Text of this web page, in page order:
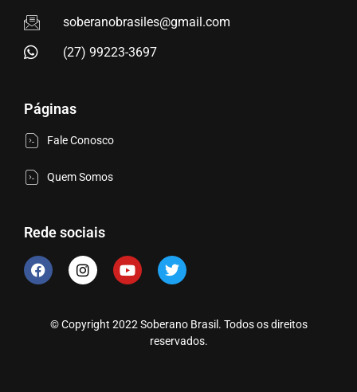
soberanobrasiles@gmail.com
(27) 99223-3697
Páginas
Fale Conosco
Quem Somos
Rede sociais
© Copyright 2022 Soberano Brasil. Todos os direitos
reservados.